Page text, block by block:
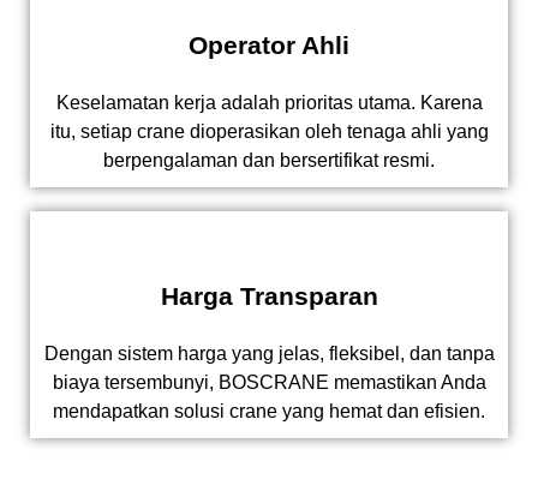
Operator Ahli
Keselamatan kerja adalah prioritas utama. Karena
itu, setiap crane dioperasikan oleh tenaga ahli yang
berpengalaman dan bersertifikat resmi.
Harga Transparan
Dengan sistem harga yang jelas, fleksibel, dan tanpa
biaya tersembunyi, BOSCRANE memastikan Anda
mendapatkan solusi crane yang hemat dan efisien.